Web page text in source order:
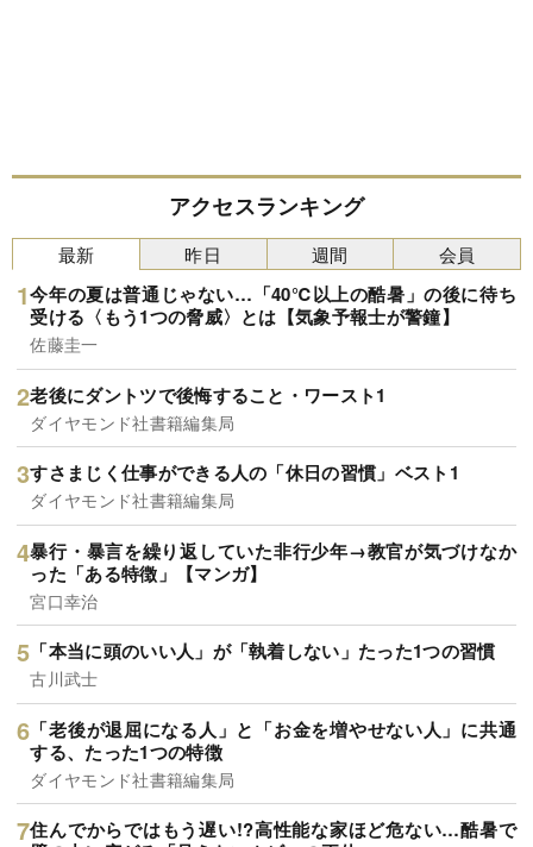
アクセスランキング
最新
今年の夏は普通じゃない…「40℃以上の酷暑」の後に待ち
受ける〈もう1つの脅威〉とは【気象予報士が警鐘】
佐藤圭一
老後にダントツで後悔すること・ワースト1
ダイヤモンド社書籍編集局
すさまじく仕事ができる人の「休日の習慣」ベスト1
ダイヤモンド社書籍編集局
暴行・暴言を繰り返していた非行少年→教官が気づけなか
った「ある特徴」【マンガ】
宮口幸治
「本当に頭のいい人」が「執着しない」たった1つの習慣
古川武士
「老後が退屈になる人」と「お金を増やせない人」に共通
する、たった1つの特徴
ダイヤモンド社書籍編集局
住んでからではもう遅い!?高性能な家ほど危ない…酷暑で
昨日 週間 会員